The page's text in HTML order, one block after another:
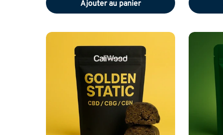
Ajouter au panier